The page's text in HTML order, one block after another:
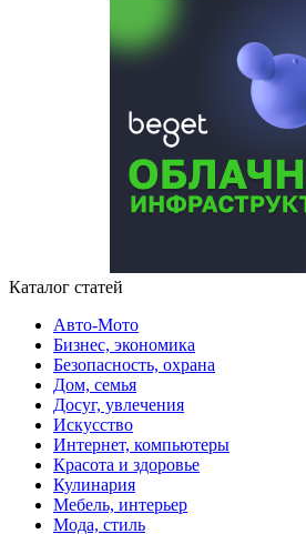
Каталог статей
Авто-Мото
Бизнес, экономика
Безопасность, охрана
Дом, семья
Досуг, увлечения
Искусство
Интернет, компьютеры
Красота и здоровье
Кулинария
Мебель, интерьер
Мода, стиль